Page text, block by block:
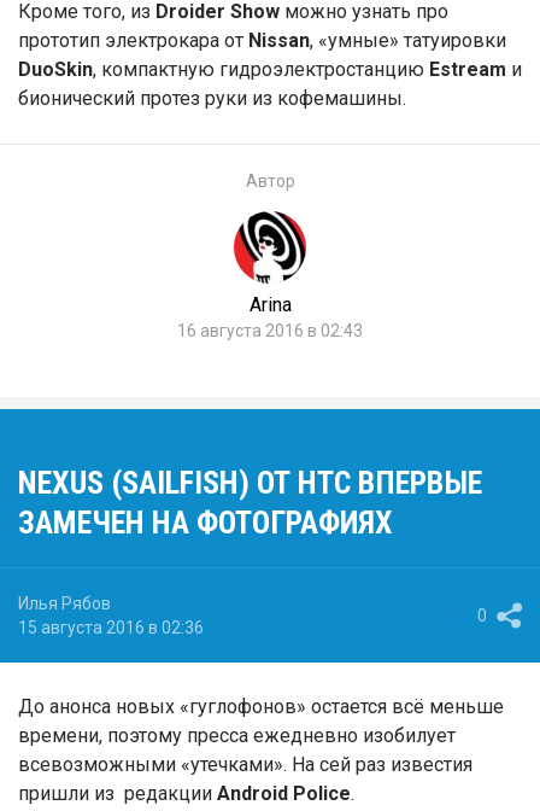
Кроме того, из Droider Show можно узнать про
прототип электрокара от Nissan, «умные» татуировки
DuoSkin, компактную гидроэлектростанцию Estream и
бионический протез руки из кофемашины.
Автор
Arina
16 августа 2016 в 02:43
NEXUS (SAILFISH) ОТ HTC ВПЕРВЫЕ
ЗАМЕЧЕН НА ФОТОГРАФИЯХ
Илья Рябов
15 августа 2016 в 02:36
0
До анонса новых «гуглофонов» остается всё меньше
времени, поэтому пресса ежедневно изобилует
всевозможными «утечками». На сей раз известия
пришли из редакции Android Police.